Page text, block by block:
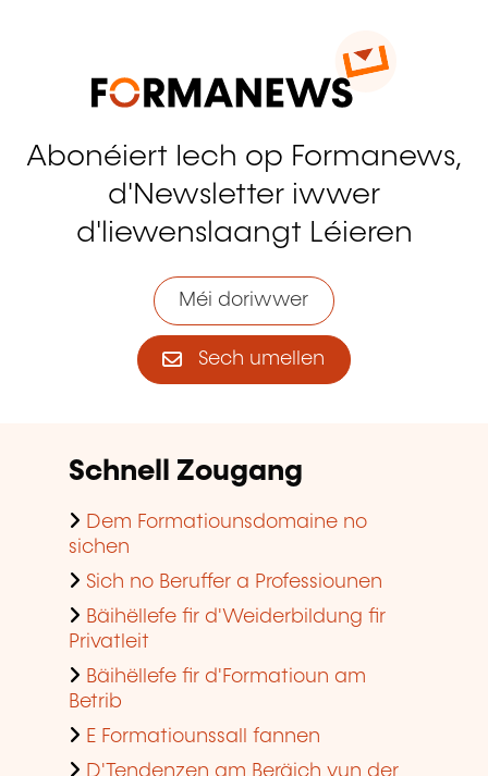
Abonéiert Iech op Formanews,
d'Newsletter iwwer
d'liewenslaangt Léieren
Méi doriwwer
Sech umellen
Schnell Zougang
Dem Formatiounsdomaine no
sichen
Sich no Beruffer a Professiounen
Bäihëllefe fir d'Weiderbildung fir
Privatleit
Bäihëllefe fir d'Formatioun am
Betrib
E Formatiounssall fannen
D'Tendenzen am Beräich vun der